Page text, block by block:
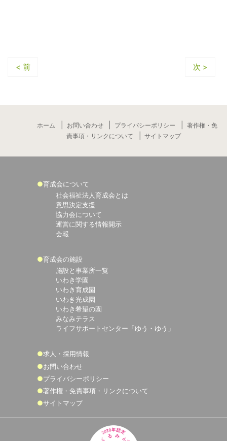
< 前 次 >
ホーム お問い合わせ プライバシーポリシー
著作権・免
責事項・リンクについて
サイトマップ
育成会について
社会福祉法人育成会とは
意思決定支援
協力会について
運営に関する情報開示
会報
育成会の施設
施設と事業所一覧
いわき学園
いわき育成園
いわき光成園
いわき希望の園
みなみテラス
ライフサポートセンター「ゆう・ゆう」
求人・採用情報
お問い合わせ
プライバシーポリシー
著作権・免責事項・リンクについて
サイトマップ